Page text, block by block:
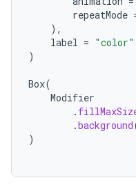
repeatMode
),
label = "color"
)
Box(
Modifier
.
.background
)